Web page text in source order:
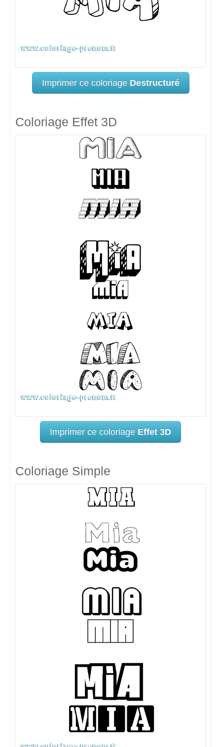
Imprimer ce coloriage Destructuré
Coloriage Effet 3D
Imprimer ce coloriage Effet 3D
Coloriage Simple